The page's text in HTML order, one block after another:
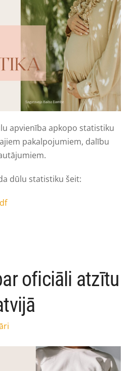
apvienība apkopo statistiku
pakalpojumiem, dalību
dūlu statistiku šeit:
oficiāli atzītu